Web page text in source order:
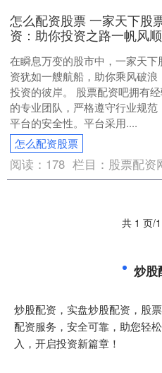
怎么配资股票 一家天下股
资：助你投资之路一帆风顺
在瞬息万变的股市中，一家天下
资犹如一艘航船，助你乘风破浪
投资的彼岸。 股票配资吧拥有
的专业团队，严格遵守行业规范
平台的安全性。平台采用....
怎么配资股票
阅读： 178 栏目： 股票配资
共 1 页/
炒股
炒股配资，实盘炒股配资，股
配资服务，安全可靠，助您轻
入，开启投资新篇章！